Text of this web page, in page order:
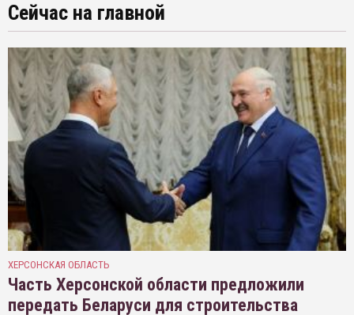
Сейчас на главной
ХЕРСОНСКАЯ ОБЛАСТЬ
Часть Херсонской области предложили
передать Беларуси для строительства